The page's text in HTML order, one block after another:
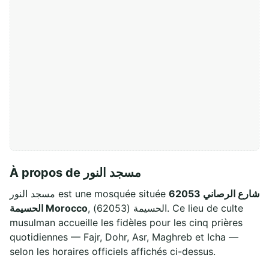
À propos de مسجد النور
مسجد النور est une mosquée située شارع الرصاني 62053
الحسيمة Morocco, الحسيمة (62053). Ce lieu de culte
musulman accueille les fidèles pour les cinq prières
quotidiennes — Fajr, Dohr, Asr, Maghreb et Icha —
selon les horaires officiels affichés ci-dessus.